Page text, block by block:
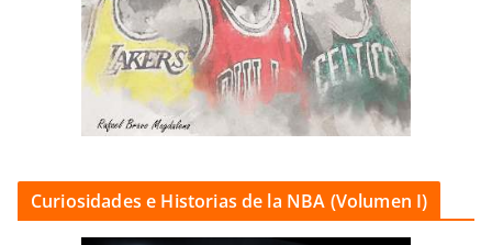
Curiosidades e Historias de la NBA (Volumen I)